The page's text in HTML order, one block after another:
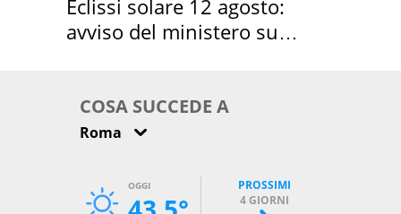
Eclissi solare 12 agosto:
avviso del ministero su